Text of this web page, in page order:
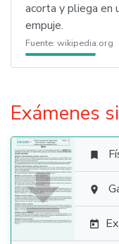
acorta y pliega en
empuje.
Fuente: wikipedia.org
Exámenes



